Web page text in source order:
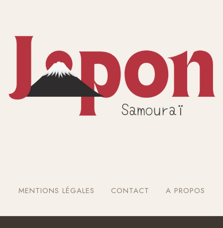
MENTIONS LÉGALES CONTACT A PROPOS